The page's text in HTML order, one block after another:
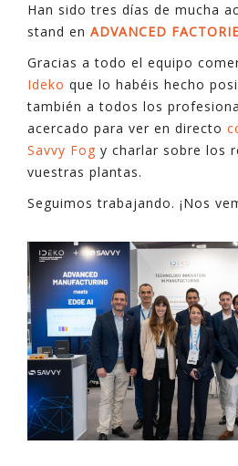
Han sido tres días de mucha
stand en ADVANCED
Gracias a todo el equipo
Ideko que lo habéis hecho
también a todos los
acercado para ver en directo
Savvy Fog y charlar sobre los
vuestras plantas.
Seguimos trabajando. ¡Nos